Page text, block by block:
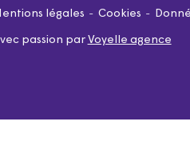
légales Cookies
passion par Voyelle agence